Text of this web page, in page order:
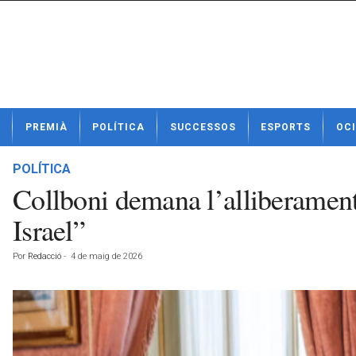
t
PREMIÀ POLÍTICA SUCCESSOS ESPORTS OCI
POLÍTICA
Collboni demana
Israel”
Por Redacció - 4 de maig de 2026